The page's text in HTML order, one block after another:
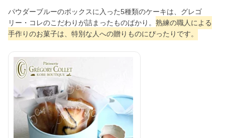
パウダーブルーのボックスに入った5種類のケーキは、グレゴ
リー・コレのこだわりが詰まったものばかり。 熟練の職人による
手作りのお菓子は、特別な人への贈りものにぴったりです。